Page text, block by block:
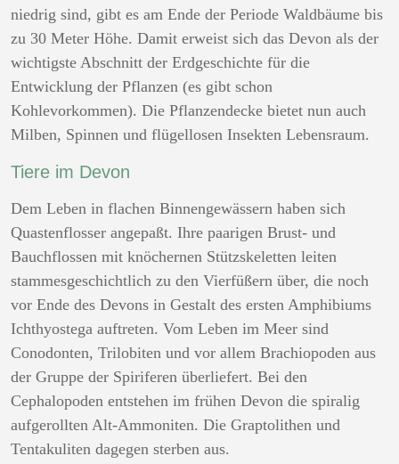
niedrig sind, gibt es am Ende der Periode Waldbäume bis
zu 30 Meter Höhe. Damit erweist sich das Devon als der
wichtigste Abschnitt der Erdgeschichte für die
Entwicklung der Pflanzen (es gibt schon
Kohlevorkommen). Die Pflanzendecke bietet nun auch
Milben, Spinnen und flügellosen Insekten Lebensraum.
Tiere im Devon
Dem Leben in flachen Binnengewässern haben sich
Quastenflosser angepaßt. Ihre paarigen Brust- und
Bauchflossen mit knöchernen Stützskeletten leiten
stammesgeschichtlich zu den Vierfüßern über, die noch
vor Ende des Devons in Gestalt des ersten Amphibiums
Ichthyostega auftreten. Vom Leben im Meer sind
Conodonten, Trilobiten und vor allem Brachiopoden aus
der Gruppe der Spiriferen überliefert. Bei den
Cephalopoden entstehen im frühen Devon die spiralig
aufgerollten Alt-Ammoniten. Die Graptolithen und
Tentakuliten dagegen sterben aus.